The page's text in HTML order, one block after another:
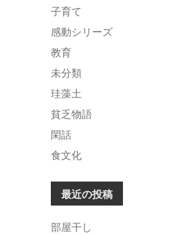
子育て
感動シリーズ
教育
未分類
珪藻土
貧乏物語
閑話
食文化
最近の投稿
部屋干し